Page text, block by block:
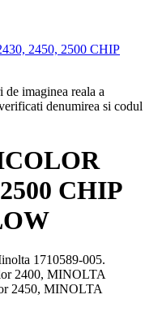
imaginea reala a
denumirea si codul
CHIP
1710589-005.
2400, MINOLTA
2450, MINOLTA